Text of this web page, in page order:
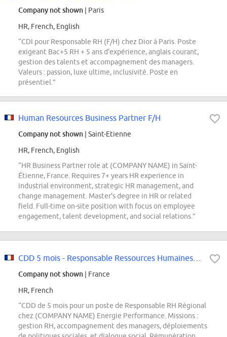
Company not shown | Paris
HR, French, English
“CDI pour Responsable RH (F/H) chez Dior à Paris. Poste
exigeant Bac+5 RH + 5 ans d'expérience, anglais courant,
gestion des talents et accompagnement des managers.
Valeurs : passion, luxe ultime, inclusivité. Poste en
présentiel.”
Human Resources Business Partner F/H
Company not shown | Saint-Etienne
HR, French, English
“HR Business Partner role at (COMPANY NAME) in Saint-
Étienne, France. Requires 7+ years HR experience in
industrial environment, strategic HR management, and
change management. Master's degree in HR or related
field. Full-time on-site position with focus on employee
engagement, talent development, and social relations.”
Company not shown | France
HR, French
“CDD de 5 mois pour un poste de Responsable RH Régional
chez (COMPANY NAME) Energie Performance. Missions :
gestion RH, accompagnement des managers, déploiements